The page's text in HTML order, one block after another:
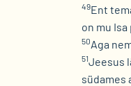
49Ent
on mu Isa
50Aga
51Jeesus
südames